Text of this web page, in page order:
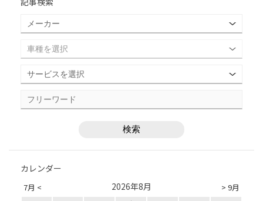
カレンダー
7月 < > 9月
2026年8月